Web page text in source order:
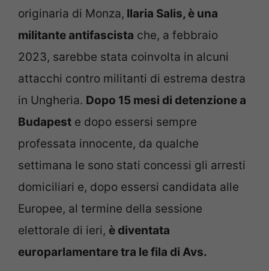
originaria di Monza, Ilaria Salis, è una
militante antifascista che, a febbraio
2023, sarebbe stata coinvolta in alcuni
attacchi contro militanti di estrema destra
in Ungheria. Dopo 15 mesi di detenzione a
Budapest e dopo essersi sempre
professata innocente, da qualche
settimana le sono stati concessi gli arresti
domiciliari e, dopo essersi candidata alle
Europee, al termine della sessione
elettorale di ieri, è diventata
europarlamentare tra le fila di Avs.